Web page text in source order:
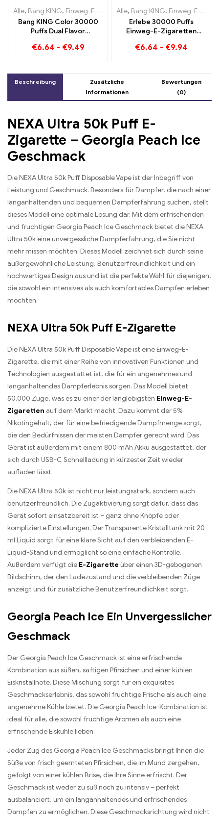
Alle, Bang KING, Einweg-E-Zigaretten Litauen ,Einweg-E-
Bang KING Color 30000
Puffs Dual Flavor
Strawberry Kiwi und Sour
€6.64 - €9.49
Alle, Bang KING, Einweg-E-Zigaretten Litauen
Erlebe 30000 Puffs
Einweg-E-Zigaretten
Ice trifft auf Strawberry
€6.64 - €9.94
Beschreibung
Zusätzliche
Informationen
Bewertungen
(0)
NEXA Ultra 50k Puff E-
Zigarette – Georgia Peach Ice
Geschmack
Die NEXA Ultra 50k Puff Disposable Vape ist der Inbegriff von
Leistung und Geschmack. Besonders für Dampfer, die nach einer
langanhaltenden und bequemen Dampferfahrung suchen, stellt
dieses Modell eine optimale Lösung dar. Mit dem erfrischenden
und fruchtigen Georgia Peach Ice Geschmack bietet die NEXA
Ultra 50k eine unvergessliche Dampferfahrung, die Sie nicht
mehr missen möchten. Dieses Modell zeichnet sich durch seine
außergewöhnliche Leistung, Benutzerfreundlichkeit und ein
hochwertiges Design aus und ist die perfekte Wahl für diejenigen,
die sowohl ein intensives als auch komfortables Dampfen erleben
möchten.
NEXA Ultra 50k Puff E-Zigarette
Die NEXA Ultra 50k Puff Disposable Vape ist eine Einweg-E-
Zigarette, die mit einer Reihe von innovativen Funktionen und
Technologien ausgestattet ist, die für ein angenehmes und
langanhaltendes Dampferlebnis sorgen. Das Modell bietet
50.000 Züge, was es zu einer der langlebigsten Einweg-E-
Zigaretten auf dem Markt macht. Dazu kommt der 5%
Nikotingehalt, der für eine befriedigende Dampfmenge sorgt,
die den Bedürfnissen der meisten Dampfer gerecht wird. Das
Gerät ist außerdem mit einem 800 mAh Akku ausgestattet, der
sich durch USB-C Schnellladung in kürzester Zeit wieder
aufladen lässt.
Die NEXA Ultra 50k ist nicht nur leistungsstark, sondern auch
benutzerfreundlich. Die Zugaktivierung sorgt dafür, dass das
Gerät sofort einsatzbereit ist – ganz ohne Knöpfe oder
komplizierte Einstellungen. Der Transparente Kristalltank mit 20
ml Liquid sorgt für eine klare Sicht auf den verbleibenden E-
Liquid-Stand und ermöglicht so eine einfache Kontrolle.
Außerdem verfügt die E-Zigarette über einen 3D-gebogenen
Bildschirm, der den Ladezustand und die verbleibenden Züge
anzeigt und für zusätzliche Benutzerfreundlichkeit sorgt.
Georgia Peach Ice Ein Unvergesslicher
Geschmack
Der Georgia Peach Ice Geschmack ist eine erfrischende
Kombination aus süßen, saftigen Pfirsichen und einer kühlen
Eiskristallnote. Diese Mischung sorgt für ein exquisites
Geschmackserlebnis, das sowohl fruchtige Frische als auch eine
angenehme Kühle bietet. Die Georgia Peach Ice-Kombination ist
ideal für alle, die sowohl fruchtige Aromen als auch eine
erfrischende Eiskühle lieben.
Jeder Zug des Georgia Peach Ice Geschmacks bringt Ihnen die
Süße von frisch geernteten Pfirsichen, die im Mund zergehen,
gefolgt von einer kühlen Brise, die Ihre Sinne erfrischt. Der
Geschmack ist weder zu süß noch zu intensiv – perfekt
ausbalanciert, um ein langanhaltendes und erfrischendes
Dampfen zu ermöglichen. Diese Geschmacksrichtung wird nicht